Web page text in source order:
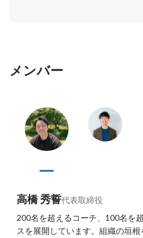
メンバー
高橋 秀誓代表取締役
200名を超えるコーチ、100名を
スを展開しています。組織の垣